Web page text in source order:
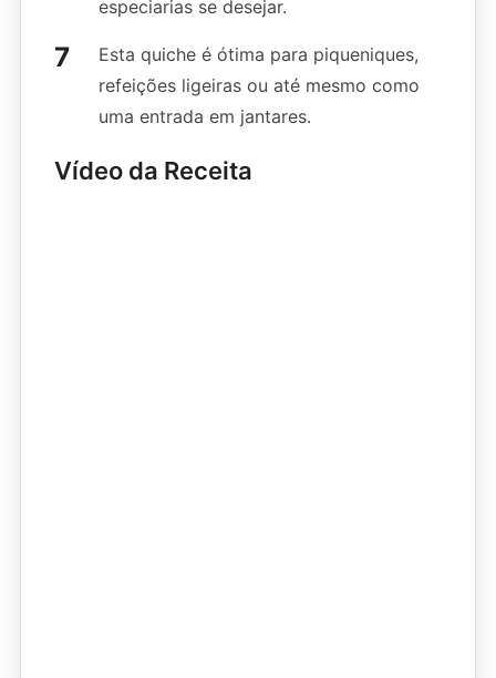
especiarias se desejar.
Esta quiche é ótima para piqueniques,
refeições ligeiras ou até mesmo como
uma entrada em jantares.
Vídeo da Receita